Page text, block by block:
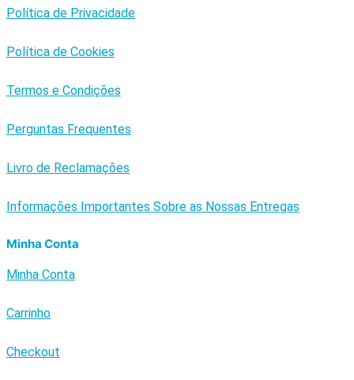
Política de Privacidade
Política de Cookies
Termos e Condições
Perguntas Frequentes
Livro de Reclamações
Informações Importantes Sobre as Nossas Entregas
Minha Conta
Minha Conta
Carrinho
Checkout